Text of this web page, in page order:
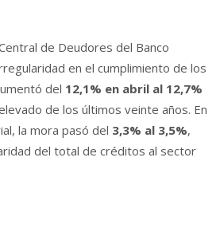
de Deudores del Banco
en el cumplimiento de los
del 12,1% en abril al 12,7%
de los últimos veinte años. En
la mora pasó del 3,3% al 3,5%,
del total de créditos al sector